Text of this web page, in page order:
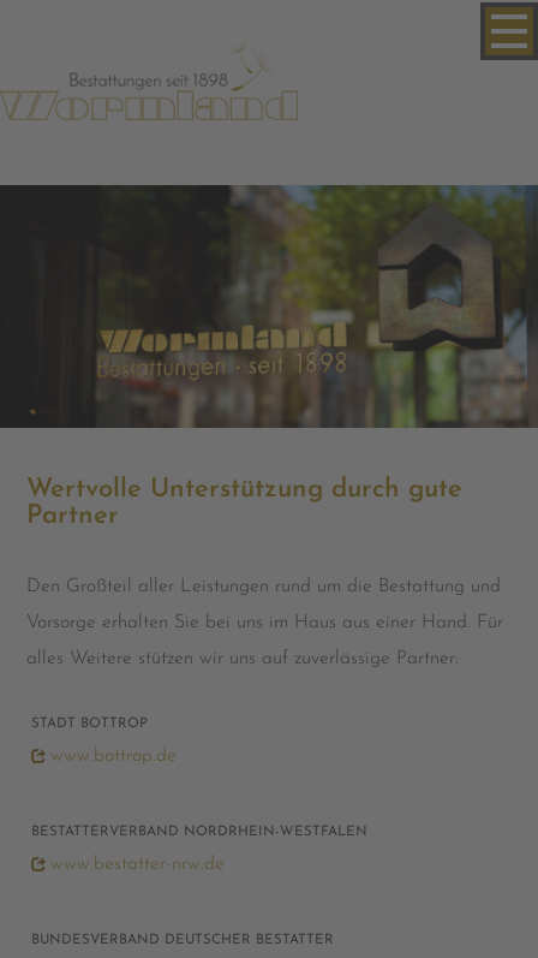
Wertvolle Unterstützung durch gute
Partner
Den Großteil aller Leistungen rund um die Bestattung und
Vorsorge erhalten Sie bei uns im Haus aus einer Hand. Für
alles Weitere stützen wir uns auf zuverlässige Partner:
STADT BOTTROP
www.bottrop.de
BESTATTERVERBAND NORDRHEIN-WESTFALEN
www.bestatter-nrw.de
BUNDESVERBAND DEUTSCHER BESTATTER